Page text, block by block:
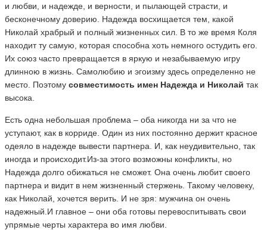
и любви, и надежде, и верности, и пылающей страсти, и
бесконечному доверию. Надежда восхищается тем, какой
Николай храбрый и полный жизненных сил. В то же время Коля
находит ту самую, которая способна хоть немного остудить его.
Их союз часто превращается в яркую и незабываемую игру
длинною в жизнь. Самолюбию и эгоизму здесь определенно не
место. Поэтому совместимость имен Надежда и Николай так
высока.
Есть одна небольшая проблема – оба никогда ни за что не
уступают, как в корриде. Один из них постоянно держит красное
одеяло в надежде вывести партнера. И, как неудивительно, так
иногда и происходит.Из-за этого возможны конфликты, но
Надежда долго обижаться не сможет. Она очень любит своего
партнера и видит в нем жизненный стержень. Такому человеку,
как Николай, хочется верить. И не зря: мужчина он очень
надежный.И главное – они оба готовы перевоспитывать свои
упрямые черты характера во имя любви.